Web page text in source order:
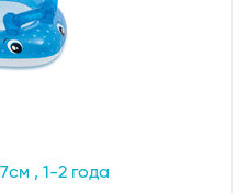
, 1-2 года